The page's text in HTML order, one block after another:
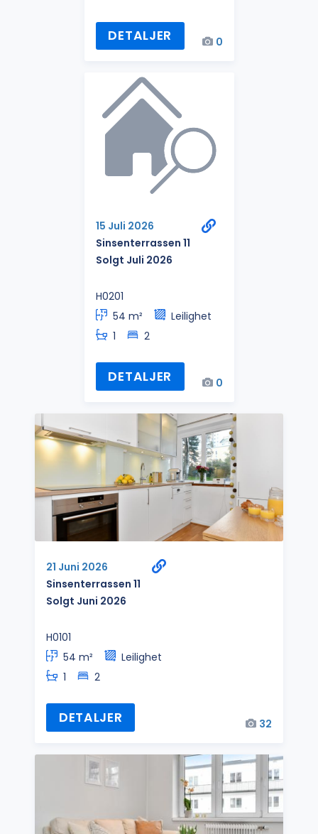
DETALJER 0
15 Juli 2026
Sinsenterrassen 11
Solgt Juli 2026
H0201
54 m²
Leilighet
1
2
DETALJER 0
21 Juni 2026
Sinsenterrassen 11
Solgt Juni 2026
H0101
54 m²
Leilighet
1
2
DETALJER 32